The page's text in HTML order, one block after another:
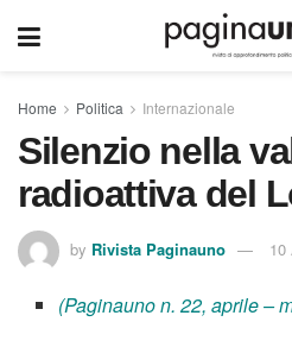
Home Politica Internazionale
Silenzio nella
radioattiva del
by Rivista Paginauno 10
(Paginauno n. 22, aprile –